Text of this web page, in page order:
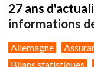
27 ans
informations
Allemagne
Bilans statistiques